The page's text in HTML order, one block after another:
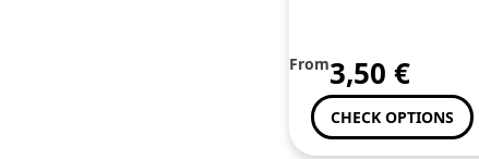
From3,50€
CHECK OPTIONS